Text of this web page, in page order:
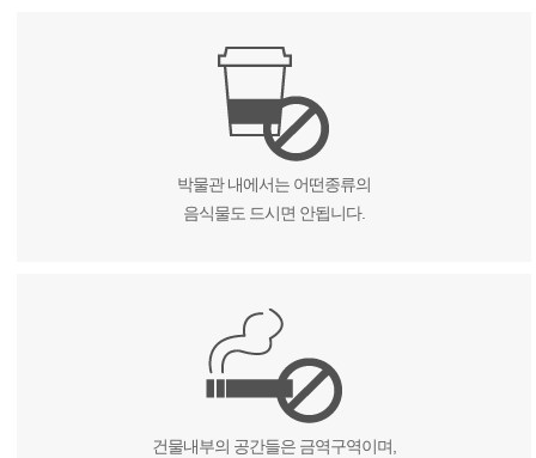
박물관 내에서는 어떤종류의
음식물도 드시면 안됩니다.
건물내부의 공간들은 금역구역이며,